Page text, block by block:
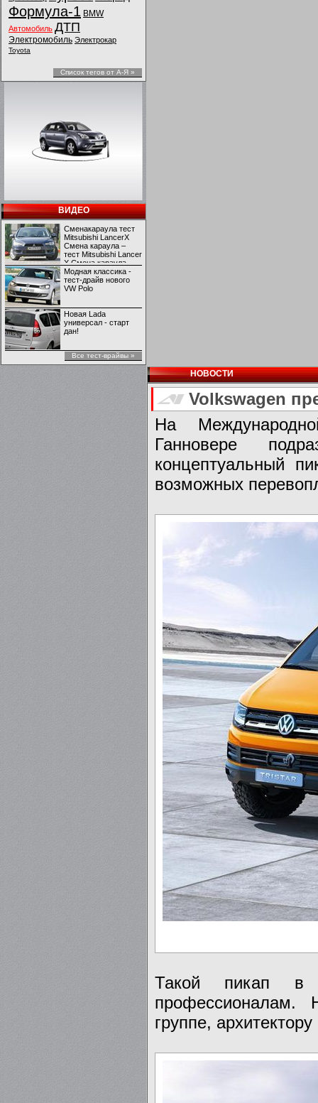
Формула-1 BMW
Автомобиль ДТП
Электромобиль Электрокар
Toyota
Список тегов от А-Я »
ВИДЕО
Сменакараула тест
Mitsubishi LancerX
Смена караула –
тест Mitsubishi Lancer
X Смена караула –
тест Mitsubishi Lancer
X
Модная классика -
тест-драйв нового
VW Polo
Новая Lada
универсал - старт
дан!
Все тест-врайвы »
НОВОСТИ
Volkswagen
На
Ганновере
концептуальный
возможных
Такой пикап в
профессионалам.
группе,